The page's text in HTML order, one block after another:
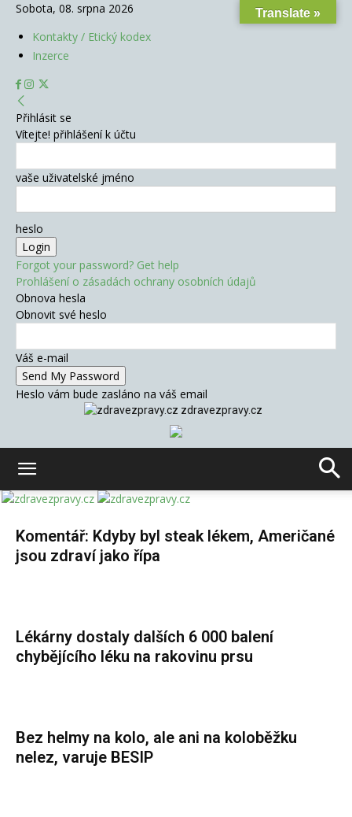
Sobota, 08. srpna 2026
Kontakty / Etický kodex
Inzerce
Přihlásit se
Vítejte! přihlášení k účtu
vaše uživatelské jméno
heslo
Forgot your password? Get help
Prohlášení o zásadách ochrany osobních údajů
Obnova hesla
Obnovit své heslo
Váš e-mail
Heslo vám bude zasláno na váš email
zdravezpravy.cz
Komentář: Kdyby byl steak lékem, Američané
jsou zdraví jako řípa
Lékárny dostaly dalších 6 000 balení
chybějícího léku na rakovinu prsu
Bez helmy na kolo, ale ani na koloběžku
nelez, varuje BESIP
Translate »